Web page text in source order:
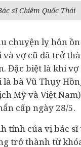
sĩ Chiêm Quốc Thái
chuyện ly hôn
và vợ cũ đã trở
Đặc biệt là khi vợ
là bà Vũ Thụy
Mỹ và Việt
cấp ngày 28/5.
tính của vị bác
trở thành từ